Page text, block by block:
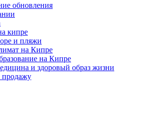
обновления
кипре
и пляжи
на Кипре
на Кипре
и здоровый образ жизни
продажу